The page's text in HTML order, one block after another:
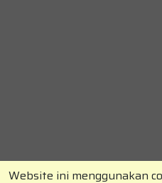
Website ini menggunakan